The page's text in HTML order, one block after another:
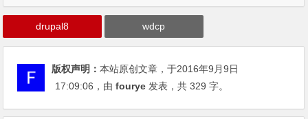
drupal8 wdcp
版权声明：本站原创文章，于2016年9月9日
17:09:06 ，由fourye 发表，共 329 字。